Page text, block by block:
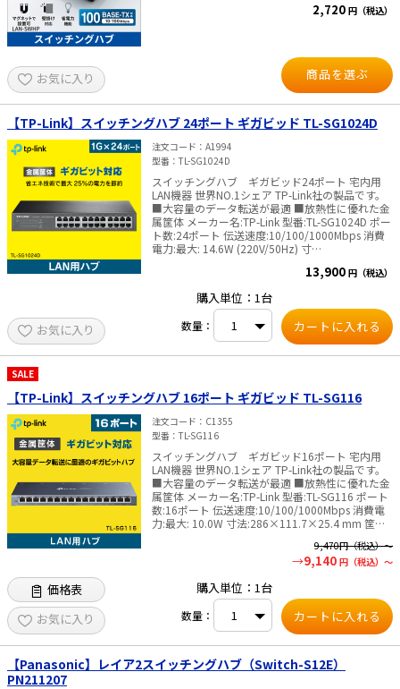
ク機器、LANケーブルなどのネットワーク環境が
1000BASE-T／100BASE-TX／10BASE-T（RJ-45）
×5ポート ・スイッチファブリック：25Gbps ・
最大パケット転送能力：18.6Mbps ・消費電力
（最大）：8.2W ・サイズ：約
W165×D130×H27mm ・重量：約608g 【LAN-
2GIGAS801】 ・ポート数：8ポート ・ポート構
成：2.5GBASE-T／1000BASE-T／100BASE-TX／
10BASE-T（RJ-45）×8ポート ・スイッチファブ
リック：40Gbps ・最大パケット転送能力：
29.8Mbps ・消費電力（最大）：約14.1W ・サイ
ズ：約W165×D130×H27mm ・重量：約613g
【共通】 ・カラー：ブラック ・最大伝送速度：
2.5Gbps（2.5GBASE-T） ・準拠規格：
IEEE802.3（10BASE-T）、
IEEE802.3u（100BASE-TX ）、
IEEE802.3bz（2.5GBASE-T） ・アクセス方式：
CSMA／CD ・スイッチング方式：Store&Forward
・通信モード：フルデュプレックス／ハーフデュ
プレックス ・PoE対応有無：非対応 ・バッファメ
モリ：1.5 Mbytes（各ポートに動的割り当て） ・
フローコントロール制御：有 ・フィルタリング速
度：3720238パケット／秒（2500Mbps）、
（10Mbps） ・MACアドレステーブル：16K ・ジ
ャンボフレーム：対応（12Kbytes） ・AutoMDI／
MDI-X：対応 ・オートネゴシエーション：対応 ・
ループ検知機能：ループ検知 ・電源：ACアダプタ
・入力電圧：AC100～240V±10% 50／60Hz ・
動作時環境条件 使用時温度：0～40℃ 使用時湿
度：10～90%（結露なきこと） ・筐体材質：メタ
ル ・19インチマウント取り付け：無 ・マグネッ
ト取り付け：有 ・壁掛け：有 ・壁掛け用ホールサ
イズ：約W16×D16×H3mm ・ファン仕様：静音
タ×1、壁掛けセット×1 ※本製品は通電のみの場
合と通信を行っている場合とでは発熱量が異なり
過熱状態になる場合があります。 ※風通りの少な
い放熱の悪い環境での連続使用は、内部部品の劣
化を招き、製品寿命を低下させる恐れがありま
す。 ※ご使用になる場合には本体上部に何も乗せ
ず、通風口は10cm以上空間をあけて設置してくだ
さい。
す。 ●リンクしていないポートを自動判別し電力
2,720 円（税込）
お気に入り 商品を選ぶ
【TP-Link】スイッチングハブ 24ポート ギガビッド TL-SG1024D
注文コード
A1994
型番
TL-SG1024D
スイッチングハブ ギガビッド24ポート 宅内用
LAN機器 世界NO.1シェア TP-Link社の製品です。
■大容量のデータ転送が最適 ■放熱性に優れた金
属筐体 メーカー名:TP-Link 型番:TL-SG1024D ポー
ト数:24ポート 伝送速度:10/100/1000Mbps 消費
電力:最大: 14.6W (220V/50Hz) 寸
SG1024D 電源コード インストールガイド ラック
了承ください。メーカーの都合により、商品改良
のため仕様、外観は予告なく変更する場合があり
ます。新仕様の商品への移行中は、新・旧異なる
仕様の在庫が混在する可能性がございます。
13,900 円（税込）
お気に入り
購入単位：1台
数量：
SALE
【TP-Link】スイッチングハブ 16ポート ギガビッド TL-SG116
注文コード
C1355
型番
TL-SG116
スイッチングハブ ギガビッド16ポート 宅内用
LAN機器 世界NO.1シェア TP-Link社の製品です。
■大容量のデータ転送が最適 ■放熱性に優れた金
属筐体 メーカー名:TP-Link 型番:TL-SG116 ポート
数:16ポート 伝送速度:10/100/1000Mbps 消費電
力:最大: 10.0W 寸法:286×111.7×25.4 mm 筐体:
Link社製品についてのご注意：予めご了承くださ
様、外観は予告なく変更する場合があります。新
仕様の商品への移行中は、新・旧異なる仕様の在
庫が混在する可能性がございます。
9,470円（税込）～
9,140 円（税込）～
価格表
お気に入り
購入単位：1台
数量：
【Panasonic】レイア2スイッチングハブ（Switch-S12E）
PN211207